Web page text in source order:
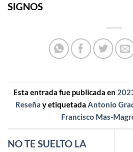
SIGNOS
Esta entrada fue publicada en
Reseña y etiquetada Antonio
Francisco Mas-
NO TE SUELTO LA